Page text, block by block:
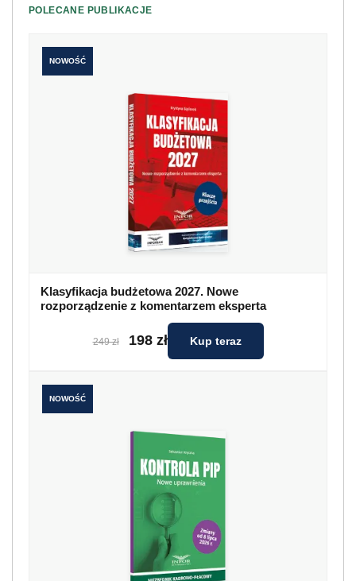
POLECANE PUBLIKACJE
NOWOŚĆ
Klasyfikacja budżetowa 2027. Nowe
rozporządzenie z komentarzem eksperta
249 zł 198 zł Kup teraz
NOWOŚĆ